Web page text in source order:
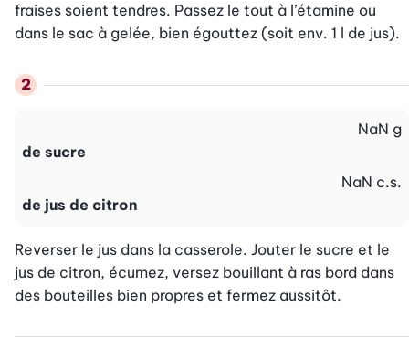
fraises soient tendres. Passez le tout à l’étamine ou
dans le sac à gelée, bien égouttez (soit env. 1 l de jus).
de sucre
NaN g
de jus de citron
NaN c.s.
Reverser le jus dans la casserole. Jouter le sucre et le
jus de citron, écumez, versez bouillant à ras bord dans
des bouteilles bien propres et fermez aussitôt.